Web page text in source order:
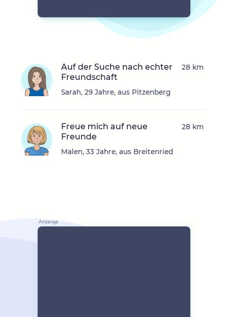
Auf der Suche nach echter
Freundschaft
Sarah, 29 Jahre, aus Pitzenberg
28 km
Freue mich auf neue
Freunde
Malen, 33 Jahre, aus Breitenried
28 km